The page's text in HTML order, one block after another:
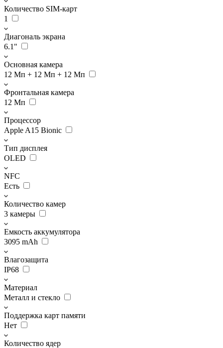
Количество SIM-карт
1
Диагональ экрана
6.1"
Основная камера
12 Мп + 12 Мп + 12 Мп
Фронтальная камера
12 Мп
Процессор
Apple A15 Bionic
Тип дисплея
OLED
NFC
Есть
Количество камер
3 камеры
Емкость аккумулятора
3095 mAh
Влагозащита
IP68
Материал
Металл и стекло
Поддержка карт памяти
Нет
Количество ядер